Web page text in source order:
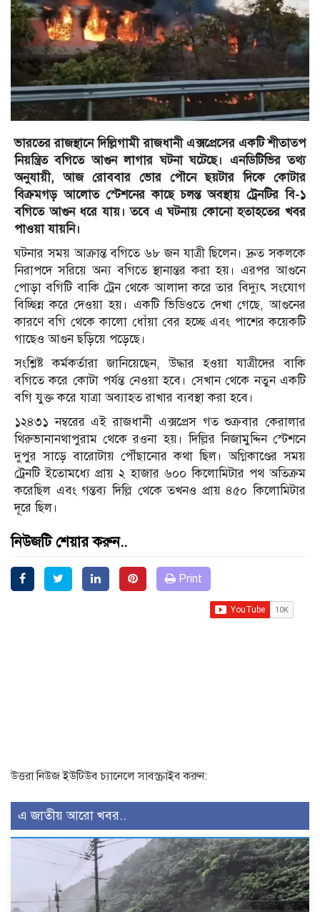
ভারতের রাজস্থানে দিল্লিগামী রাজধানী এক্সপ্রেসের একটি শীতাতপ
নিয়ন্ত্রিত বগিতে আগুন লাগার ঘটনা ঘটেছে। এনডিটিভির তথ্য
অনুযায়ী, আজ রোববার ভোর পৌনে ছয়টার দিকে কোটার
বিক্রমগড় আলোত স্টেশনের কাছে চলন্ত অবস্থায় ট্রেনটির বি-১
বগিতে আগুন ধরে যায়। তবে এ ঘটনায় কোনো হতাহতের খবর
পাওয়া যায়নি।
ঘটনার সময় আক্রান্ত বগিতে ৬৮ জন যাত্রী ছিলেন। দ্রুত সকলকে
নিরাপদে সরিয়ে অন্য বগিতে স্থানান্তর করা হয়। এরপর আগুনে
পোড়া বগিটি বাকি ট্রেন থেকে আলাদা করে তার বিদ্যুৎ সংযোগ
বিচ্ছিন্ন করে দেওয়া হয়। একটি ভিডিওতে দেখা গেছে, আগুনের
কারণে বগি থেকে কালো ধোঁয়া বের হচ্ছে এবং পাশের কয়েকটি
গাছেও আগুন ছড়িয়ে পড়েছে।
সংশ্লিষ্ট কর্মকর্তারা জানিয়েছেন, উদ্ধার হওয়া যাত্রীদের বাকি
বগিতে করে কোটা পর্যন্ত নেওয়া হবে। সেখান থেকে নতুন একটি
বগি যুক্ত করে যাত্রা অব্যাহত রাখার ব্যবস্থা করা হবে।
১২৪৩১ নম্বরের এই রাজধানী এক্সপ্রেস গত শুক্রবার কেরালার
থিরুভানানথাপুরাম থেকে রওনা হয়। দিল্লির নিজামুদ্দিন স্টেশনে
দুপুর সাড়ে বারোটায় পৌঁছানোর কথা ছিল। অগ্নিকাণ্ডের সময়
ট্রেনটি ইতোমধ্যে প্রায় ২ হাজার ৬০০ কিলোমিটার পথ অতিক্রম
করেছিল এবং গন্তব্য দিল্লি থেকে তখনও প্রায় ৪৫০ কিলোমিটার
দূরে ছিল।
নিউজটি শেয়ার করুন..
Print
উত্তরা নিউজ ইউটিউব চ্যানেলে সাবস্ক্রাইব করুন:
এ জাতীয় আরো খবর..